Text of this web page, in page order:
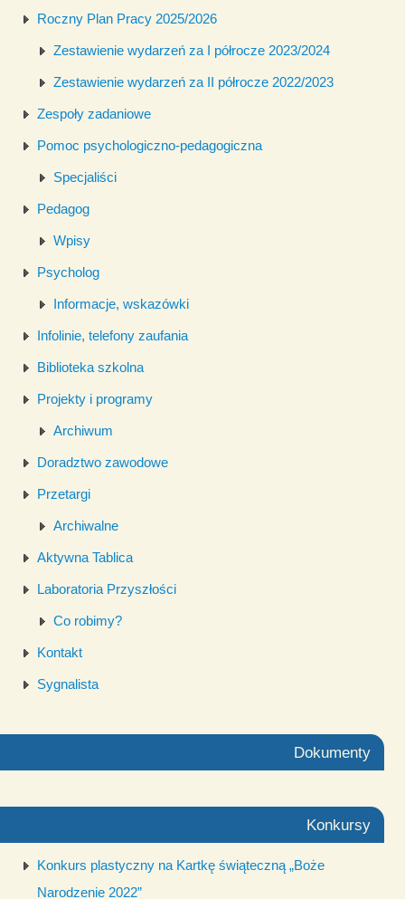
Roczny Plan Pracy 2025/2026
Zestawienie wydarzeń za I półrocze 2023/2024
Zestawienie wydarzeń za II półrocze 2022/2023
Zespoły zadaniowe
Pomoc psychologiczno-pedagogiczna
Specjaliści
Pedagog
Wpisy
Psycholog
Informacje, wskazówki
Infolinie, telefony zaufania
Biblioteka szkolna
Projekty i programy
Archiwum
Doradztwo zawodowe
Przetargi
Archiwalne
Aktywna Tablica
Laboratoria Przyszłości
Co robimy?
Kontakt
Sygnalista
Dokumenty
Konkursy
Konkurs plastyczny na Kartkę świąteczną „Boże
Narodzenie 2022”